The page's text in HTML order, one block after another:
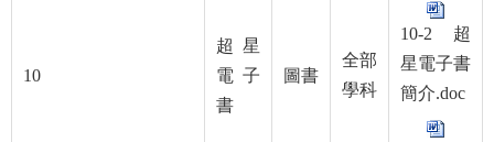
10
超星
電子
書
圖書
全部
學科
10-2 超
星電子書
簡介.doc